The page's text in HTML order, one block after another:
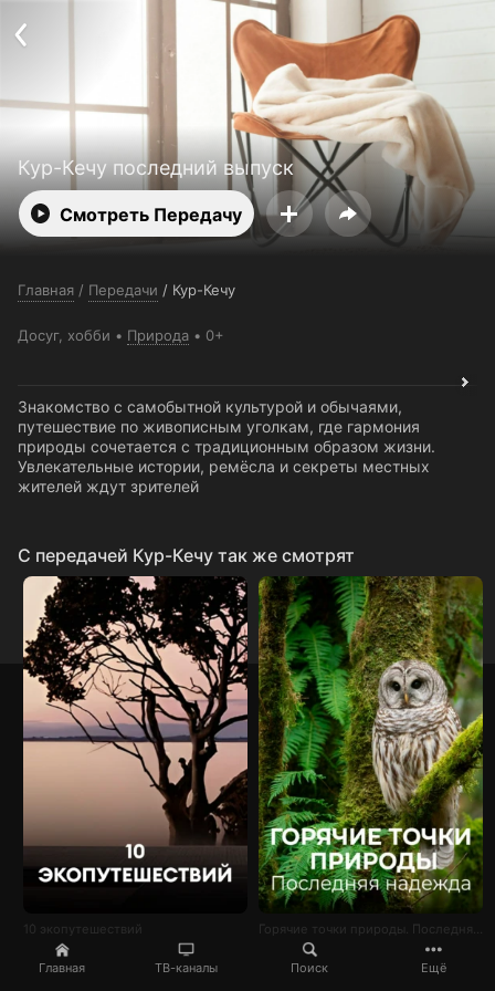
Главная ТВ-каналы Поиск Ещё
Кур-Кечу последний выпуск
Смотреть Передачу
Главная / Передачи / Кур-Кечу
Досуг, хобби Природа 0+
Знакомство с самобытной культурой и обычаями,
путешествие по живописным уголкам, где гармония
природы сочетается с традиционным образом жизни.
Увлекательные истории, ремёсла и секреты местных
жителей ждут зрителей
C передачей Кур-Кечу так же смотрят
10 экопутешествий
Пользовательское соглашение
Политика конфиденциальности
Для партнёров
Ввести промокод
Установить на ТВ
Бесплатные каналы Контакты